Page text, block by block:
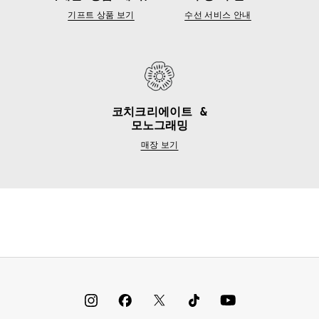
기프트 상품 보기 수선 서비스 안내
코치크리에이트 &
모노그래밍
매장 보기